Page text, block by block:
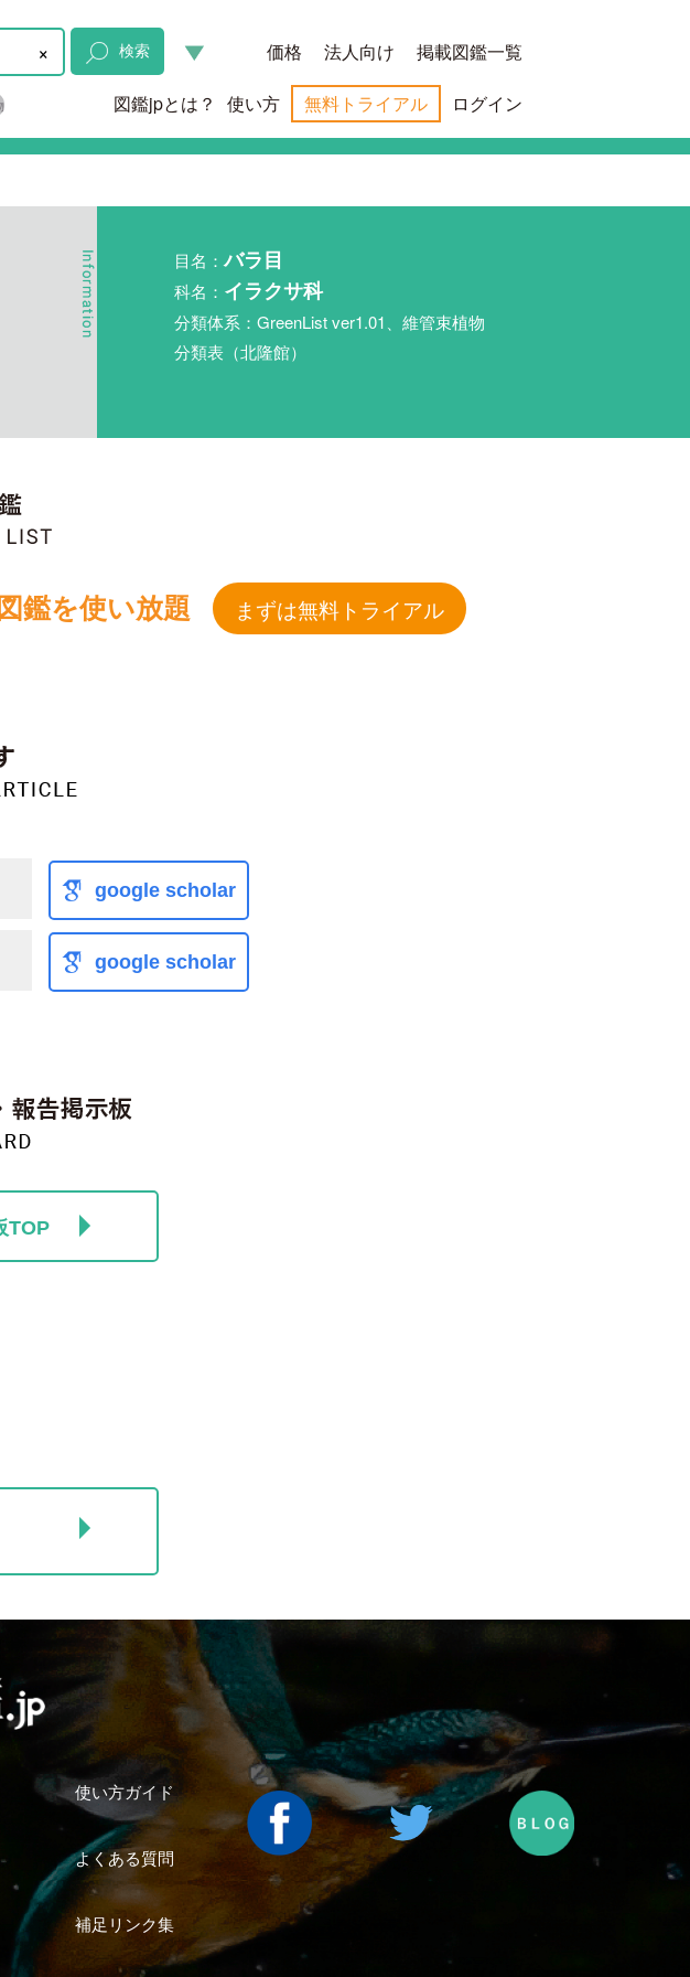
× 検索 価格 法人向け 掲載図鑑一覧
図鑑jpとは？ 使い方 無料トライアル ログイン
目名：バラ目
科名： イラクサ科
分類体系：GreenList ver1.01、維管束植物
分類表（北隆館）
鑑を使い放題 まずは無料トライアル
google scholar
google scholar
TOP
使い方ガイド
よくある質問
補足リンク集